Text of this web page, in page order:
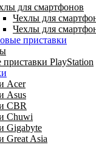
для смартфонов
Чехлы для
Чехлы для
приставки
PlayStation
Acer
Asus
CBR
Chuwi
Gigabyte
Great Asia